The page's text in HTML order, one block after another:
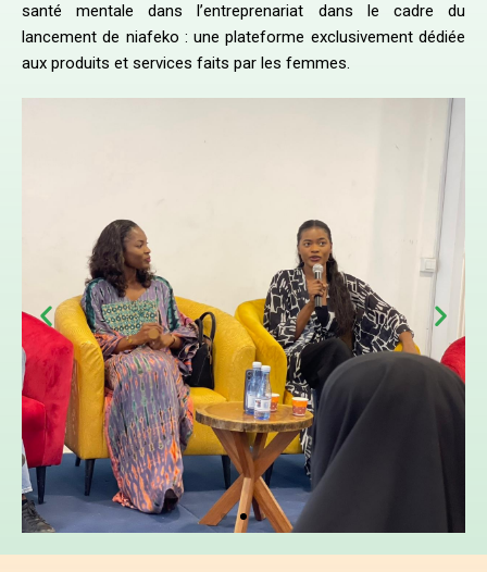
santé mentale dans l’entreprenariat dans le cadre du
lancement de niafeko : une plateforme exclusivement dédiée
aux produits et services faits par les femmes.